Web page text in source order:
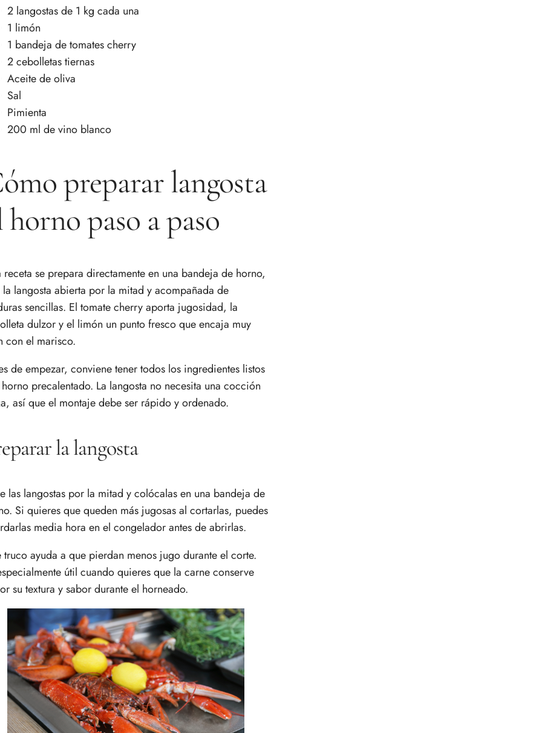
2 langostas de 1 kg cada una
1 limón
1 bandeja de tomates cherry
2 cebolletas tiernas
Aceite de oliva
Sal
Pimienta
200 ml de vino blanco
preparar langosta
horno paso a paso
receta se prepara directamente en una bandeja de horno,
langosta abierta por la mitad y acompañada de
sencillas. El tomate cherry aporta jugosidad, la
dulzor y el limón un punto fresco que encaja muy
con el marisco.
de empezar, conviene tener todos los ingredientes listos
precalentado. La langosta no necesita una cocción
así que el montaje debe ser rápido y ordenado.
la langosta
las langostas por la mitad y colócalas en una bandeja de
Si quieres que queden más jugosas al cortarlas, puedes
media hora en el congelador antes de abrirlas.
truco ayuda a que pierdan menos jugo durante el corte.
útil cuando quieres que la carne conserve
su textura y sabor durante el horneado.